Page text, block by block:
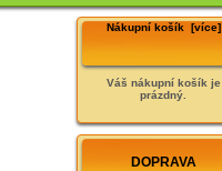
Nákupní košík [více]
Váš nákupní košík je
prázdný.
DOPRAVA